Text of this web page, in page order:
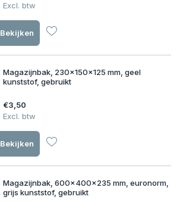
Excl. btw
Bekijken
Magazijnbak, 230x150x125 mm, geel
kunststof, gebruikt
€3,50
Excl. btw
Bekijken
Magazijnbak, 600x400x235 mm, euronorm,
grijs kunststof, gebruikt